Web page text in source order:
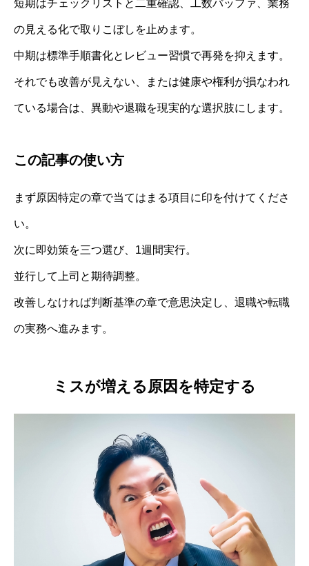
短期はチェックリストと二重確認、工数バッファ、業務
の見える化で取りこぼしを止めます。
中期は標準手順書化とレビュー習慣で再発を抑えます。
それでも改善が見えない、または健康や権利が損なわれ
ている場合は、異動や退職を現実的な選択肢にします。
この記事の使い方
まず原因特定の章で当てはまる項目に印を付けてくださ
い。
次に即効策を三つ選び、1週間実行。
並行して上司と期待調整。
改善しなければ判断基準の章で意思決定し、退職や転職
の実務へ進みます。
ミスが増える原因を特定する